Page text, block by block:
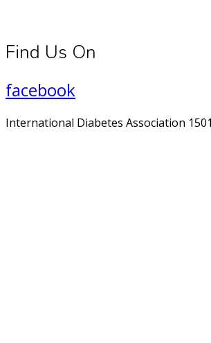
Find Us On
facebook
International Diabetes Association